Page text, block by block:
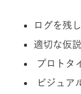
ログを残
適切な仮
プロトタ
ビジュア